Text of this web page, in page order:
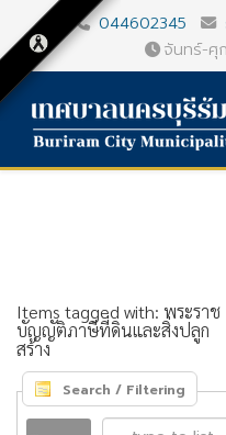
044602345
จันทร์-ศุ
Items tagged with: พระราช
บัญญัติภาษีที่ดินและสิ่งปลูก
สร้าง
Search / Filtering